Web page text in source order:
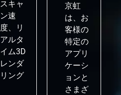
スキャ
ン速
度、リ
アルタ
イム3D
レンダ
リング
京虹
は、お
客様の
特定の
アプリ
ケーシ
ョンと
さまざ